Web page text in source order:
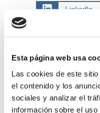
Esta página web usa
Las cookies de este
el contenido y los
sociales y analizar el
información sobre el
LinkedIn
Microsoft